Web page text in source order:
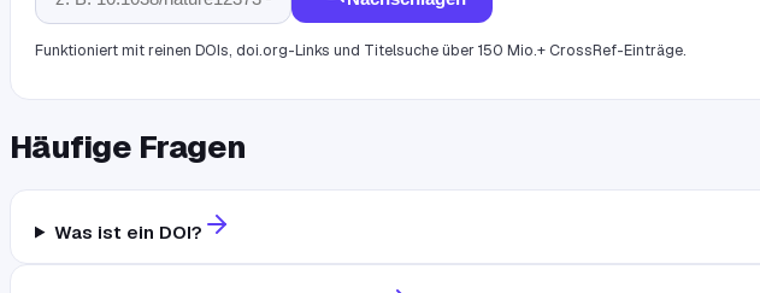
Funktioniert mit reinen DOIs, doi.org-Links und Titelsuche über 150 Mio.+ CrossRef-Einträge.
Häufige Fragen
Was ist ein DOI?